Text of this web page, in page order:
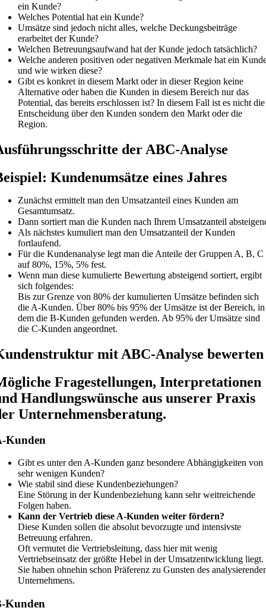
ein Kunde?
Welches Potential hat ein Kunde?
Umsätze sind jedoch nicht alles, welche Deckungsbeiträge
erarbeitet der Kunde?
Welchen Betreuungsaufwand hat der Kunde jedoch tatsächlich?
Welche anderen positiven oder negativen Merkmale hat ein
und wie wirken diese?
Gibt es konkret in diesem Markt oder in dieser Region keine
Alternative oder haben die Kunden in diesem Bereich nur das
Potential, das bereits erschlossen ist? In diesem Fall ist es nicht die
Entscheidung über den Kunden sondern den Markt oder die
Region.
der ABC-Analyse
Kundenumsätze eines Jahres
Zunächst ermittelt man den Umsatzanteil eines Kunden am
Gesamtumsatz.
Dann sortiert man die Kunden nach Ihrem Umsatzanteil
Als nächstes kumuliert man den Umsatzanteil der Kunden
fortlaufend.
Für die Kundenanalyse legt man die Anteile der Gruppen A, B, C
auf 80%, 15%, 5% fest.
Wenn man diese kumulierte Bewertung absteigend sortiert, ergibt
sich folgendes:
Bis zur Grenze von 80% der kumulierten Umsätze befinden sich
die A-Kunden. Über 80% bis 95% der Umsätze ist der Bereich, in
dem die B-Kunden gefunden werden. Ab 95% der Umsätze sind
die C-Kunden angeordnet.
mit ABC-Analyse bewerten
Fragestellungen, Interpretationen
Handlungswünsche aus unserer Praxis
Unternehmensberatung.
Kunden
Gibt es unter den A-Kunden ganz besondere Abhängigkeiten von
sehr wenigen Kunden?
Wie stabil sind diese Kundenbeziehungen?
Eine Störung in der Kundenbeziehung kann sehr weitreichende
Folgen haben.
Kann der Vertrieb diese A-Kunden weiter fördern?
Diese Kunden sollen die absolut bevorzugte und intensivste
Betreuung erfahren.
Oft vermutet die Vertriebsleitung, dass hier mit wenig
Vertriebseinsatz der größte Hebel in der Umsatzentwicklung liegt.
Sie haben ohnehin schon Präferenz zu Gunsten des
Unternehmens.
Kunden